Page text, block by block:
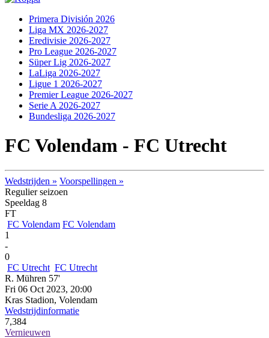
Primera División 2026
Liga MX 2026-2027
Eredivisie 2026-2027
Pro League 2026-2027
Süper Lig 2026-2027
LaLiga 2026-2027
Ligue 1 2026-2027
Premier League 2026-2027
Serie A 2026-2027
Bundesliga 2026-2027
FC Volendam - FC Utrecht
Wedstrijden » Voorspellingen »
Regulier seizoen
Speeldag 8
FT
FC Volendam FC Volendam
1
-
0
FC Utrecht FC Utrecht
R. Mühren 57'
Fri 06 Oct 2023, 20:00
Kras Stadion, Volendam
Wedstrijdinformatie
7,384
Vernieuwen